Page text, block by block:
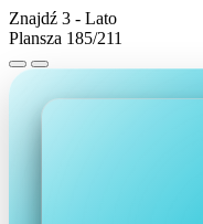
Znajdź 3 - Lato
Plansza 185/211